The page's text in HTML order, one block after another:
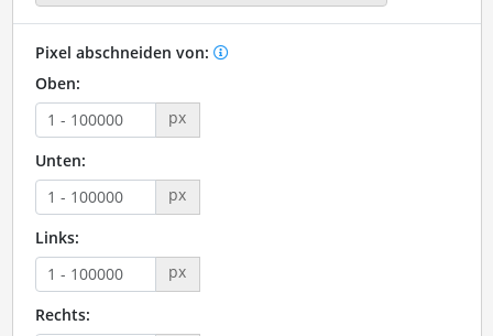
Pixel abschneiden von:
Oben:
px
Unten:
px
Links:
px
Rechts: